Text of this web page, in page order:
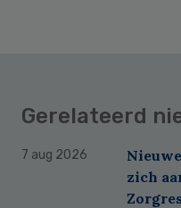
Gerelateerd
7 aug 2026
zich